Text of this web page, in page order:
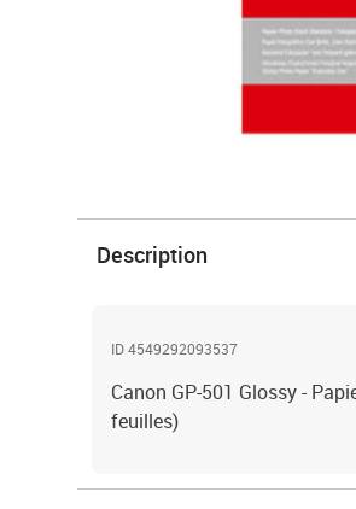
Description
ID 4549292093537
Canon GP-501 Glossy -
feuilles)